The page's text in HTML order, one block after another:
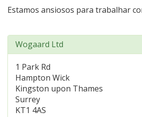
Estamos ansiosos para trabalhar
Wogaard Ltd
1 Park Rd
Hampton Wick
Kingston upon Thames
Surrey
KT1 4AS